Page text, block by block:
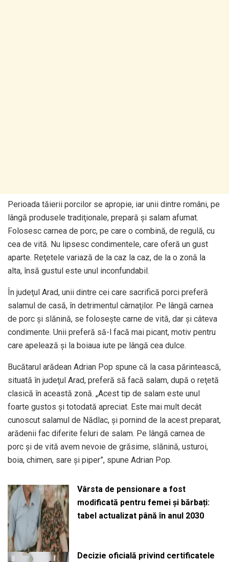
Perioada tăierii porcilor se apropie, iar unii dintre români, pe
lângă produsele tradiţionale, prepară şi salam afumat.
Folosesc carnea de porc, pe care o combină, de regulă, cu
cea de vită. Nu lipsesc condimentele, care oferă un gust
aparte. Reţetele variază de la caz la caz, de la o zonă la
alta, însă gustul este unul inconfundabil.
În judeţul Arad, unii dintre cei care sacrifică porci preferă
salamul de casă, în detrimentul cârnaţilor. Pe lângă carnea
de porc şi slănină, se foloseşte carne de vită, dar şi câteva
condimente. Unii preferă să-l facă mai picant, motiv pentru
care apelează şi la boiaua iute pe lângă cea dulce.
Bucătarul arădean Adrian Pop spune că la casa părintească,
situată în judeţul Arad, preferă să facă salam, după o reţetă
clasică în această zonă. „Acest tip de salam este unul
foarte gustos şi totodată apreciat. Este mai mult decât
cunoscut salamul de Nădlac, şi pornind de la acest preparat,
arădenii fac diferite feluri de salam. Pe lângă carnea de
porc şi de vită avem nevoie de grăsime, slănină, usturoi,
boia, chimen, sare şi piper”, spune Adrian Pop.
Vârsta de pensionare a fost
modificată pentru femei și bărbați:
tabel actualizat până în anul 2030
Decizie oficială privind certificatele